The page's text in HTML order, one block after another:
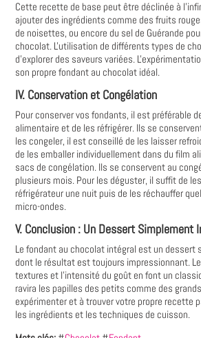
Cette recette de base peut être déclinée à
ajouter des ingrédients comme des fruits
de noisettes, ou encore du sel de Guérande
chocolat. L'utilisation de différents types de
d'explorer des saveurs variées.
son propre fondant au chocolat idéal.
IV. Conservation et Congélation
Pour conserver vos fondants, il est préférable
alimentaire et de les réfrigérer. Ils se
les congeler, il est conseillé de les laisser
de les emballer individuellement dans du film
sacs de congélation. Ils se conservent au
plusieurs mois. Pour les déguster, il suffit de
réfrigérateur une nuit puis de les réchauffer
micro-ondes.
V. Conclusion : Un Dessert Simplement
Le fondant au chocolat intégral est un dessert
dont le résultat est toujours impressionnant.
textures et l'intensité du goût en font un
ravira les papilles des petits comme des
expérimenter et à trouver votre propre recette
les ingrédients et les techniques de cuisson.